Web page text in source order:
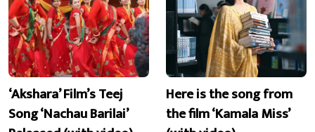
‘Akshara’ Film’s Teej
Song ‘Nachau Barilai’
Here is the song from
the film ‘Kamala Miss’